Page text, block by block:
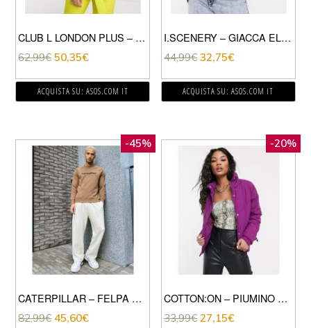
CLUB L LONDON PLUS – GIACCA ELEGANTE LIME CON CINTURA-VERDE
62,99€ 50,35€
ACQUISTA SU: ASOS.COM IT
I.SCENERY – GIACCA ELEGANTE APERTO MORBIDO-NERO
44,99€ 32,75€
ACQUISTA SU: ASOS.COM IT
-45%
CATERPILLAR – FELPA CAMMELLO CON SCRITTA “CATERPILLAR” RICAMATA-CUOIO
82,99€ 45,60€
-20%
COTTON:ON – PIUMINO VIOLA-ROSA
33,99€ 27,15€